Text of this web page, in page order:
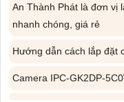
An Thành Phát là đơn vị
nhanh chóng, giá rẻ
Hướng dẫn cách lắp đặt
Camera IPC-GK2DP-